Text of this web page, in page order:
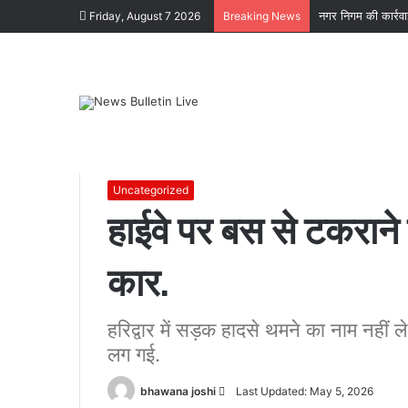
Friday, August 7 2026 Breaking News नगर निगम की
Uncategorized
हाईवे पर बस से
कार.
हरिद्वार में सड़क हादसे थमने का नाम
लग गई.
bhawana joshi
Send
Last Updated: May 5, 2026
के
दुगड्डा
पर
हादसा,
को November 16, 2023